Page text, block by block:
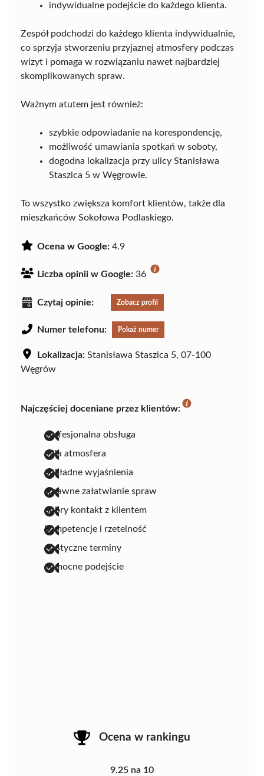
indywidualne podejście do każdego klienta.
Zespół podchodzi do każdego klienta indywidualnie,
co sprzyja stworzeniu przyjaznej atmosfery podczas
wizyt i pomaga w rozwiązaniu nawet najbardziej
skomplikowanych spraw.
Ważnym atutem jest również:
szybkie odpowiadanie na korespondencję,
możliwość umawiania spotkań w soboty,
dogodna lokalizacja przy ulicy Stanisława
Staszica 5 w Węgrowie.
To wszystko zwiększa komfort klientów, także dla
mieszkańców Sokołowa Podlaskiego.
Ocena w Google: 4.9
Liczba opinii w Google: 36
Czytaj opinie: Zobacz profil
Numer telefonu: Pokaż numer
Lokalizacja: Stanisława Staszica 5, 07-100
Węgrów
Najczęściej doceniane przez klientów:
profesjonalna obsługa
miła atmosfera
dokładne wyjaśnienia
sprawne załatwianie spraw
dobry kontakt z klientem
kompetencje i rzetelność
elastyczne terminy
pomocne podejście
Ocena w rankingu
9.25 na 10